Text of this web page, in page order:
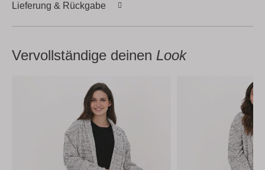
Lieferung & Rückgabe
Vervollständige deinen Look